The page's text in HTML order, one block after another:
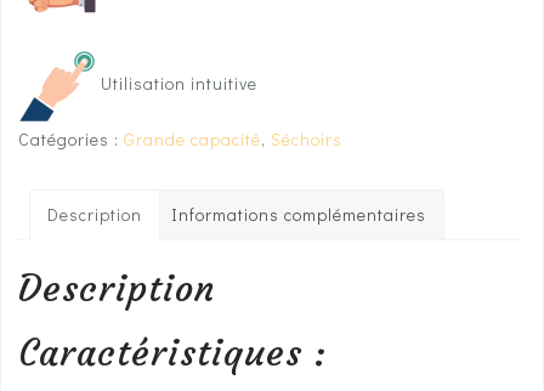
Utilisation intuitive
Catégories : Grande capacité, Séchoirs
Description Informations complémentaires
Description
Caractéristiques :